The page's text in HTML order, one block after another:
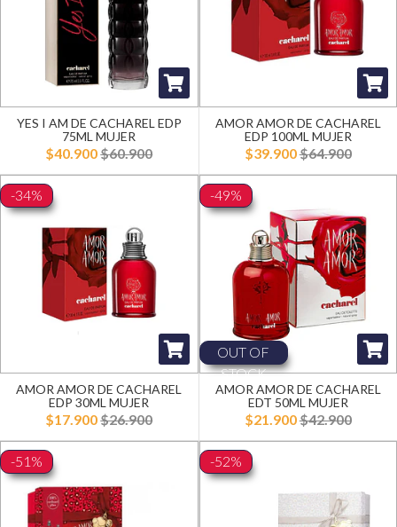
YES I AM DE CACHAREL EDP
75ML MUJER
$40.900$60.900
AMOR AMOR DE CACHAREL
EDP 100ML MUJER
$39.900$64.900
-34%
AMOR AMOR DE CACHAREL
EDP 30ML MUJER
$17.900$26.900
-49%
OUT OF
STOCK
AMOR AMOR DE CACHAREL
EDT 50ML MUJER
$21.900$42.900
-51% -52%